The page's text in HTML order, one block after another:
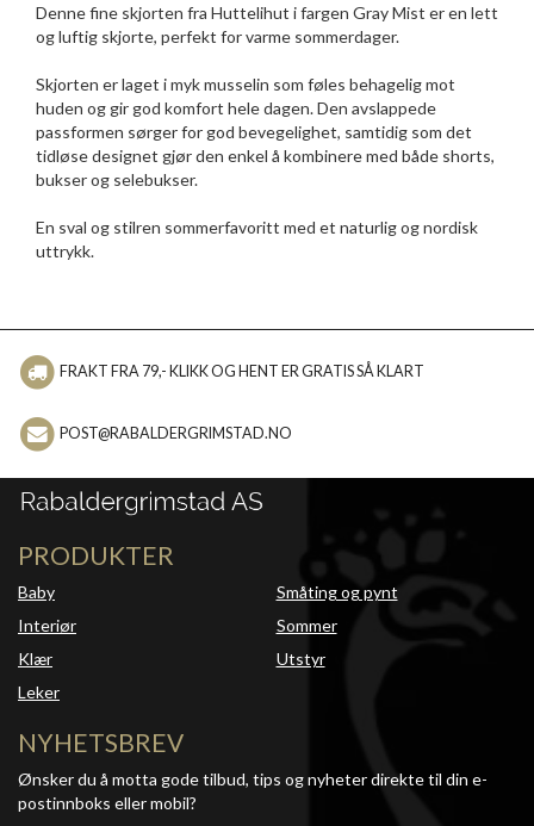
Denne fine skjorten fra Huttelihut i fargen Gray Mist er en lett
og luftig skjorte, perfekt for varme sommerdager.
Skjorten er laget i myk musselin som føles behagelig mot
huden og gir god komfort hele dagen. Den avslappede
passformen sørger for god bevegelighet, samtidig som det
tidløse designet gjør den enkel å kombinere med både shorts,
bukser og selebukser.
En sval og stilren sommerfavoritt med et naturlig og nordisk
uttrykk.
FRAKT FRA 79,- KLIKK OG HENT ER GRATIS SÅ KLART
POST@RABALDERGRIMSTAD.NO
PRODUKTER
Baby
Interiør
Klær
Leker
Småting og pynt
Sommer
Utstyr
NYHETSBREV
Ønsker du å motta gode tilbud, tips og nyheter direkte til din e-
postinnboks eller mobil?